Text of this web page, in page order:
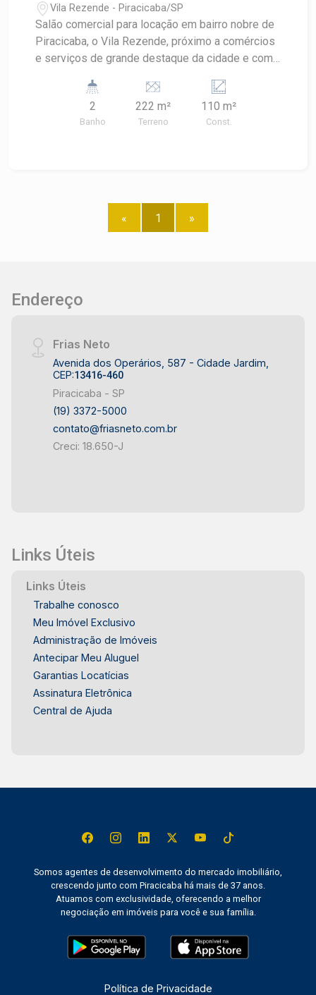
Vila Rezende - Piracicaba/SP
Salão comercial para locação em bairro nobre de
Piracicaba, o Vila Rezende, próximo a comércios
e serviços de grande destaque da cidade e com
Morato. Ponto estratégico de intenso fluxo de
veículos e pedestres. - 110m² de área útil; -
Banheiros; - Copa; - Porta eletrônica; - Pé direito
2
Banho
222 m²
Terreno
110 m²
Const.
« 1 »
Endereço
Frias Neto
Avenida dos Operários, 587 - Cidade Jardim,
CEP:13416-460
Piracicaba - SP
(19) 3372-5000
contato@friasneto.com.br
Creci: 18.650-J
Links Úteis
Links Úteis
Trabalhe conosco
Meu Imóvel Exclusivo
Administração de Imóveis
Antecipar Meu Aluguel
Garantias Locatícias
Assinatura Eletrônica
Central de Ajuda
Somos agentes de desenvolvimento do mercado imobiliário,
crescendo junto com Piracicaba há mais de 37 anos.
Atuamos com exclusividade, oferecendo a melhor
negociação em imóveis para você e sua família.
Política de Privacidade